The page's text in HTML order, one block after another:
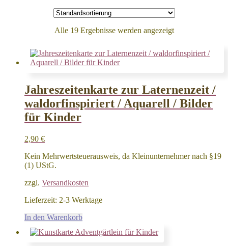
Alle 19 Ergebnisse werden angezeigt
Jahreszeitenkarte zur Laternenzeit /
waldorfinspiriert / Aquarell / Bilder
für Kinder
2,90 €
Kein Mehrwertsteuerausweis, da Kleinunternehmer nach §19
(1) UStG.
zzgl. Versandkosten
Lieferzeit: 2-3 Werktage
In den Warenkorb